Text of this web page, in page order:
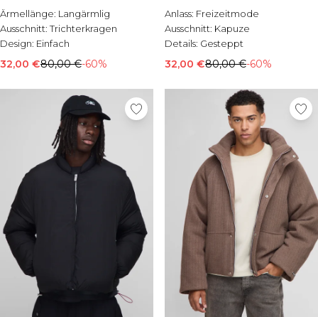
Ärmellänge: Langärmlig
Ausschnitt:Trichterkragen
Design: Einfach
32,00 €80,00 €-60%
Anlass: Freizeitmode
Ausschnitt: Kapuze
Details: Gesteppt
32,00 €80,00 €-60%